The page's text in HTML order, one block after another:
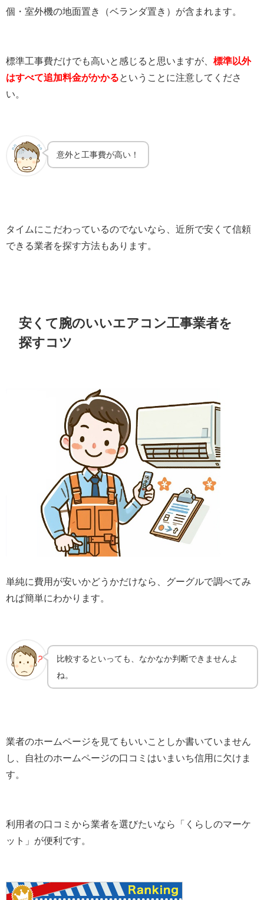
個・室外機の地面置き（ベランダ置き）が含まれます。
標準工事費だけでも高いと感じると思いますが、 標準以外
はすべて追加料金がかかる ということに注意してくださ
い。
意外と工事費が高い！
タイムにこだわっているのでないなら、近所で安くて信頼
できる業者を探す方法もあります。
安くて腕のいいエアコン工事業者を
探すコツ
単純に費用が安いかどうかだけなら、グーグルで調べてみ
れば簡単にわかります。
比較するといっても、なかなか判断できませんよ
ね。
業者のホームページを見てもいいことしか書いていません
し、自社のホームページの口コミはいまいち信用に欠けま
す。
利用者の口コミから業者を選びたいなら「くらしのマーケ
ット」が便利です。